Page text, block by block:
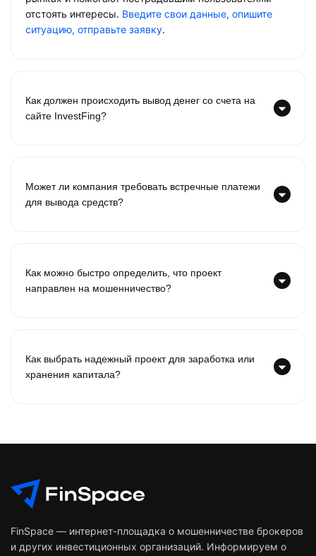
отстоять интересы. Введите свои данные, опишите
ситуацию, отправьте заявку.
Как должен происходить вывод денег со счета на
сайте InvestFing?
Может ли компания требовать встречные платежи
для вывода средств?
Как можно быстро определить, что проект
направлен на мошенничество?
Как выбрать надежный проект для заработка или
хранения капитала?
FinSpace — интернет-площадка о мошенничестве брокеров
и других инвестиционных организаций. Информируем о